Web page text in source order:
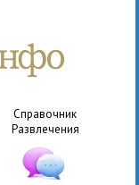
Справочник
Развлечения